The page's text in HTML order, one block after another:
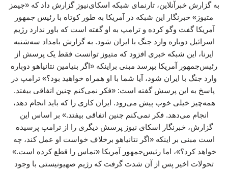
به گزارش خبرآنلاین، تارنمای شبکه اسکای‌نیوز گزارش داد که «جیمز
متیوز» خبرنگار این شبکه در آمریکا به‌ طور کوتاه با رئیس جمهور
آمریکا گفت‌ وگو کرده و ترامپ به او گفته است که باور ندارد رژیم
اسرائیل دوباره وارد جنگ با ایران شود. به گزارش بامداد سه‌شنبه
ایرنا، این شبکه خبری افزود که متیوز توانست فقط یک پرسش از
رئیس‌جمهور آمریکا بپرسد مبنی براینکه «اگر بنیامین نتانیاهو دوباره
وارد جنگ با ایران شود، آیا شما با او همراه خواهید بود؟» ترامپ در
پاسخ به این پرسش گفته است: «فکر نمی‌کنم چنین اتفاقی بیفتد.
همه‌چیز خیلی خوب پیش می‌رود. ایران کاری را که باید انجام دهد،
انجام می‌دهد. فکر نمی‌کنم چنین اتفاقی بیفتد.» بر اساس این
گزارش، خبرنگار اسکای نیوز پرسش دیگری را از ترامپ پرسیده
است مبنی بر اینکه «اگر نتانیاهو برخلاف خواست او عمل کند، چه
خواهد کرد؟»، اما رئیس‌جمهور آمریکا «تماس را قطع کرده است.»
تحولات اخیر پس از آن شدت گرفت که رژیم صهیونیستی با وجود